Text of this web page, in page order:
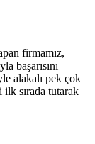
firmamız,
başarısını
alakalı pek çok
sırada tutarak